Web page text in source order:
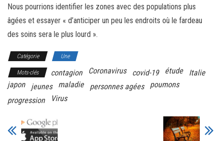
Nous pourrions identifier les zones avec des populations plus
âgées et essayer « d’anticiper un peu les endroits où le fardeau
des soins sera le plus lourd ».
Catégorie Une
Mots-clés contagion Coronavirus covid-19 étude
Italie
japon
jeunes maladie personnes agées
poumons
progression
Virus